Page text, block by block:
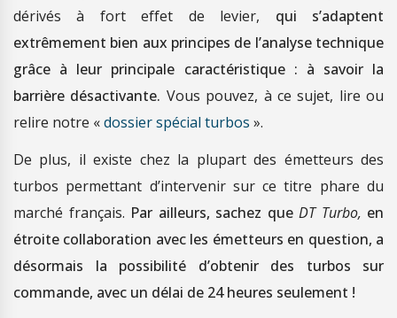
dérivés à fort effet de levier, qui s’adaptent
extrêmement bien aux principes de l’analyse technique
grâce à leur principale caractéristique : à savoir la
barrière désactivante. Vous pouvez, à ce sujet, lire ou
relire notre «dossier spécial turbos ».
De plus, il existe chez la plupart des émetteurs des
turbos permettant d’intervenir sur ce titre phare du
marché français. Par ailleurs, sachez que DT Turbo, en
étroite collaboration avec les émetteurs en question, a
désormais la possibilité d’obtenir des turbos sur
commande, avec un délai de 24 heures seulement !